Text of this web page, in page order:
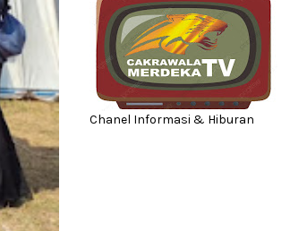
Chanel Informasi & Hiburan